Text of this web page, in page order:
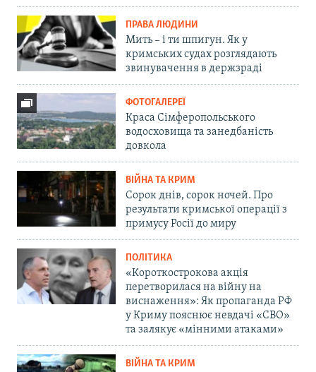
ПРАВА ЛЮДИНИ
Мить – і ти шпигун. Як у
кримських судах розглядають
звинувачення в держзраді
ФОТОГАЛЕРЕЇ
Краса Сімферопольського
водосховища та занедбаність
довкола
ВІЙНА ТА КРИМ
Сорок днів, сорок ночей. Про
результати кримської операції з
примусу Росії до миру
ПОЛІТИКА
«Короткострокова акція
перетворилася на війну на
виснаження»: Як пропаганда РФ
у Криму пояснює невдачі «СВО»
та залякує «мінними атаками»
ВІЙНА ТА КРИМ